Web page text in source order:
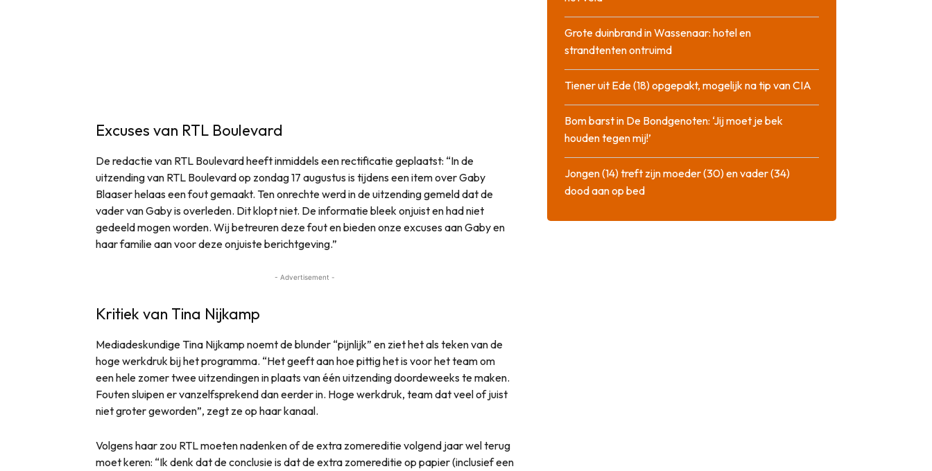
Excuses van RTL Boulevard
De redactie van RTL Boulevard heeft inmiddels een rectificatie geplaatst: “In de
uitzending van RTL Boulevard op zondag 17 augustus is tijdens een item over Gaby
Blaaser helaas een fout gemaakt. Ten onrechte werd in de uitzending gemeld dat de
vader van Gaby is overleden. Dit klopt niet. De informatie bleek onjuist en had niet
gedeeld mogen worden. Wij betreuren deze fout en bieden onze excuses aan Gaby en
haar familie aan voor deze onjuiste berichtgeving.”
- Advertisement -
Kritiek van Tina Nijkamp
Mediadeskundige Tina Nijkamp noemt de blunder “pijnlijk” en ziet het als teken van de
hoge werkdruk bij het programma. “Het geeft aan hoe pittig het is voor het team om
een hele zomer twee uitzendingen in plaats van één uitzending doordeweeks te maken.
Fouten sluipen er vanzelfsprekend dan eerder in. Hoge werkdruk, team dat veel of juist
niet groter geworden”, zegt ze op haar kanaal.
Volgens haar zou RTL moeten nadenken of de extra zomereditie volgend jaar wel terug
moet keren: “Ik denk dat de conclusie is dat de extra zomereditie op papier (inclusief een
Grote duinbrand in Wassenaar: hotel en
strandtenten ontruimd
Tiener uit Ede (18) opgepakt, mogelijk na tip van CIA
Bom barst in De Bondgenoten: ‘Jij moet je bek
houden tegen mij!’
Jongen (14) treft zijn moeder (30) en vader (34)
dood aan op bed